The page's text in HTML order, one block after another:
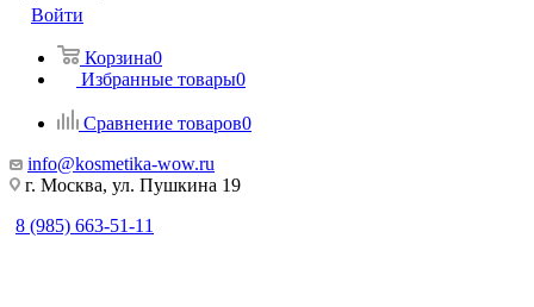
Войти
Корзина0
Избранные товары0
Сравнение товаров0
info@kosmetika-wow.ru
г. Москва, ул. Пушкина 19
8 (985) 663-51-11